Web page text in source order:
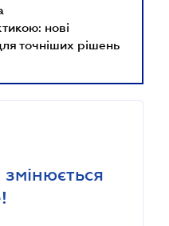
нові
точніших рішень